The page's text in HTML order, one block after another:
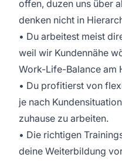
offen, duzen uns über
denken nicht in
• Du arbeitest meist
weil wir Kundennähe
Work-Life-Balance am
• Du profitierst von
je nach
zuhause zu arbeiten.
• Die richtigen
deine Weiterbildung